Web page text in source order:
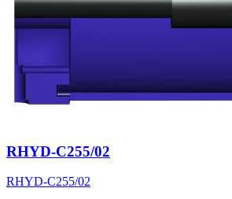
RHYD-C255/02
RHYD-C255/02